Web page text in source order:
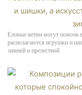
Еловые ветви могут помочь
располагаются игрушки и
зимней и прелестной